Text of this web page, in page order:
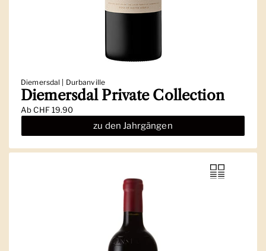
Diemersdal | Durbanville
Diemersdal Private Collection
AbCHF 19.90
zu den Jahrgängen